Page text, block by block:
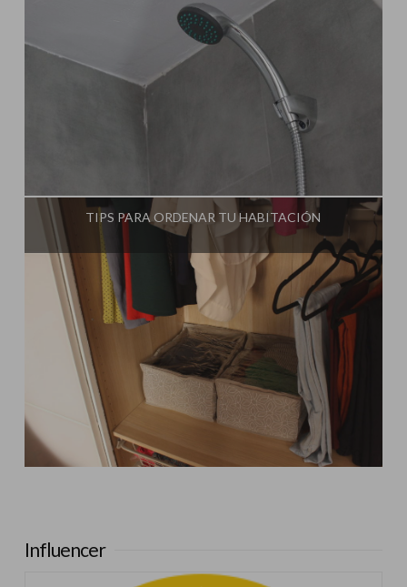
TIPS PARA ORDENAR TU HABITACIÓN
Influencer: Una Casa Diferente
Influencer